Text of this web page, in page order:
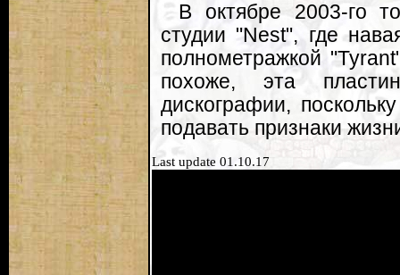
В октябре 2003-го
студии "Nest", где
полнометражкой
похоже, эта
дискографии,
подавать признаки
Last update 01.10.17